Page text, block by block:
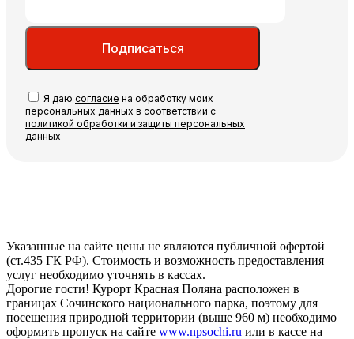
Подписаться
Я даю согласие на обработку моих
персональных данных в соответствии с
политикой обработки и защиты персональных
данных
Указанные на сайте цены не являются публичной офертой
(ст.435 ГК РФ). Стоимость и возможность предоставления
услуг необходимо уточнять в кассах.
Дорогие гости! Курорт Красная Поляна расположен в
границах Сочинского национального парка, поэтому для
посещения природной территории (выше 960 м) необходимо
оформить пропуск на сайте www.npsochi.ru или в кассе на